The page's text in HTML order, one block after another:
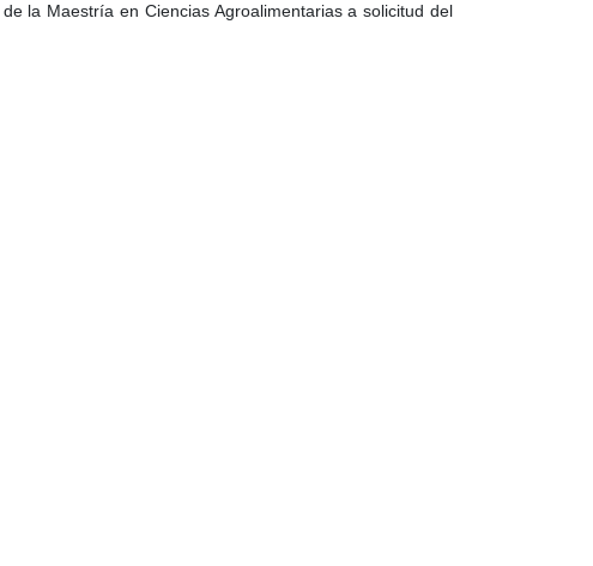
la Maestría en Ciencias Agroalimentarias a solicitud del